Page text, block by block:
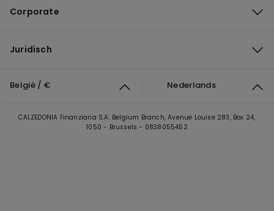
Corporate
Juridisch
België / € Nederlands
CALZEDONIA Finanziaria S.A. Belgium Branch, Avenue Louise 283, Box 24,
1050 - Brussels - 0838055452